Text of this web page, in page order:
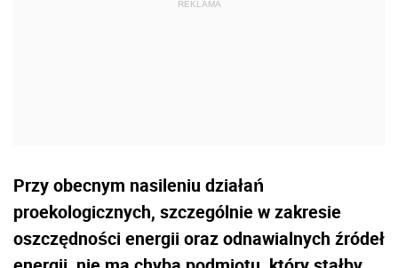
Przy obecnym nasileniu działań
proekologicznych, szczególnie w zakresie
oszczędności energii oraz odnawialnych źródeł